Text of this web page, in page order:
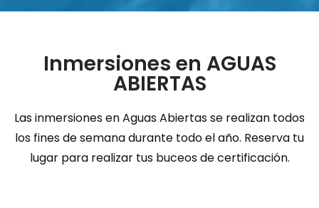
Inmersiones en AGUAS
ABIERTAS
Las inmersiones en Aguas Abiertas se realizan todos
los fines de semana durante todo el año. Reserva tu
lugar para realizar tus buceos de certificación.